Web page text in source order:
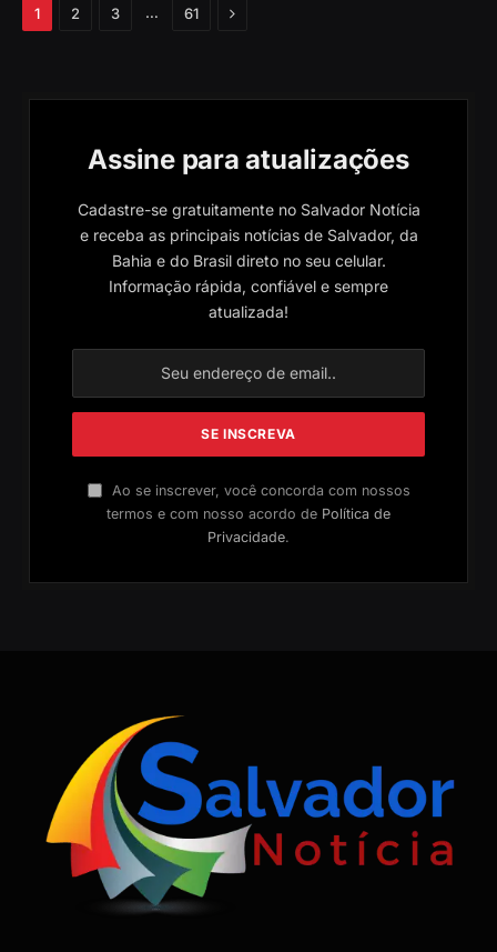
1 2 3 … 61 Próximo
Assine para atualizações
Cadastre-se gratuitamente no Salvador Notícia
e receba as principais notícias de Salvador, da
Bahia e do Brasil direto no seu celular.
Informação rápida, confiável e sempre
atualizada!
Ao se inscrever, você concorda com nossos
termos e com nosso acordo de Política de
Privacidade.